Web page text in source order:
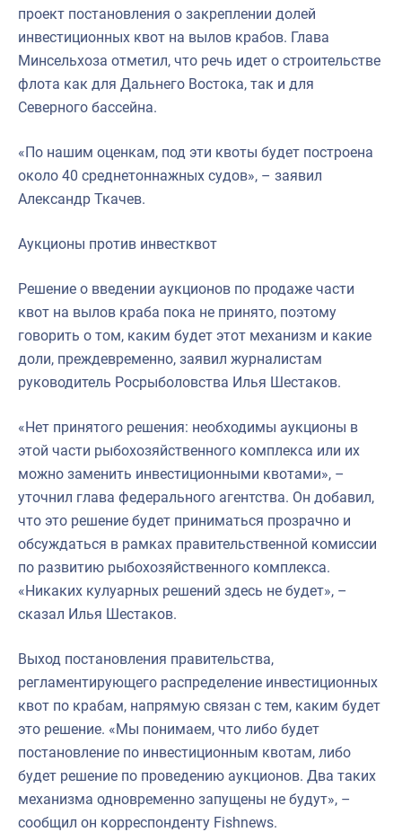
проект постановления о закреплении долей
инвестиционных квот на вылов крабов. Глава
Минсельхоза отметил, что речь идет о строительстве
флота как для Дальнего Востока, так и для
Северного бассейна.
«По нашим оценкам, под эти квоты будет построена
около 40 среднетоннажных судов», – заявил
Александр Ткачев.
Аукционы против инвестквот
Решение о введении аукционов по продаже части
квот на вылов краба пока не принято, поэтому
говорить о том, каким будет этот механизм и какие
доли, преждевременно, заявил журналистам
руководитель Росрыболовства Илья Шестаков.
«Нет принятого решения: необходимы аукционы в
этой части рыбохозяйственного комплекса или их
можно заменить инвестиционными квотами», –
уточнил глава федерального агентства. Он добавил,
что это решение будет приниматься прозрачно и
обсуждаться в рамках правительственной комиссии
по развитию рыбохозяйственного комплекса.
«Никаких кулуарных решений здесь не будет», –
сказал Илья Шестаков.
Выход постановления правительства,
регламентирующего распределение инвестиционных
квот по крабам, напрямую связан с тем, каким будет
это решение. «Мы понимаем, что либо будет
постановление по инвестиционным квотам, либо
будет решение по проведению аукционов. Два таких
механизма одновременно запущены не будут», –
сообщил он корреспонденту Fishnews.